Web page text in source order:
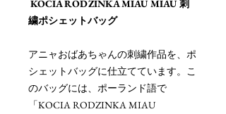
KOCIA RODZINKA MIAU MIAU 刺
繍ポシェットバッグ
アニャおばあちゃんの刺繍作品を、ポ
シェットバッグに仕立てています。こ
のバッグには、ポーランド語で
「KOCIA RODZINKA MIAU